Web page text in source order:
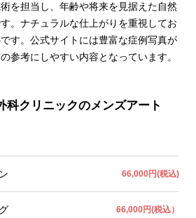
を担当し、年齢や将来を見据えた自然
。ナチュラルな仕上がりを重視してお
す。公式サイトには豊富な症例写真が
参考にしやすい内容となっています。
科クリニックのメンズアート
66,000円(税込)
66,000円(税込）